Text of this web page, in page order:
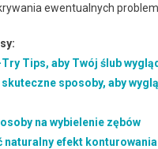
ewentualnych
Tips, aby Twój ślub
sposoby, aby
na wybielenie zębów
naturalny efekt